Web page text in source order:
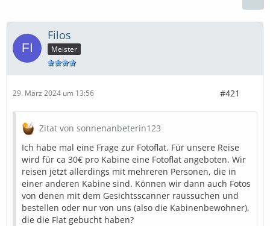
Filos
Meister
29. März 2024 um 13:56 #421
Zitat von sonnenanbeterin123
Ich habe mal eine Frage zur Fotoflat. Für unsere Reise
wird für ca 30€ pro Kabine eine Fotoflat angeboten. Wir
reisen jetzt allerdings mit mehreren Personen, die in
einer anderen Kabine sind. Können wir dann auch Fotos
von denen mit dem Gesichtsscanner raussuchen und
bestellen oder nur von uns (also die Kabinenbewohner),
die die Flat gebucht haben?